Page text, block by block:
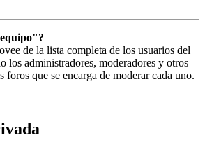
de la lista completa de los usuarios del
los administradores, moderadores y otros
foros que se encarga de moderar cada uno.